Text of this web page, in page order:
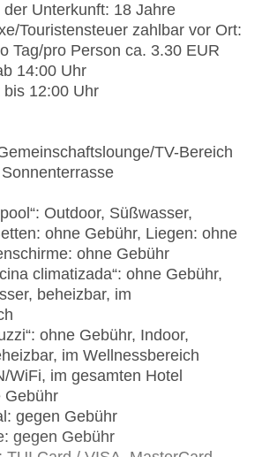
Unterkunft: 18 Jahre
Touristensteuer zahlbar vor Ort:
Tag/pro Person ca. 3.30 EUR
14:00 Uhr
12:00 Uhr
TV-Bereich
Outdoor, Süßwasser,
ohne Gebühr, Liegen: ohne
ohne Gebühr
climatizada“: ohne Gebühr,
beheizbar, im
ohne Gebühr, Indoor,
im Wellnessbereich
WiFi, im gesamten Hotel
Gebühr
gegen Gebühr
gegen Gebühr